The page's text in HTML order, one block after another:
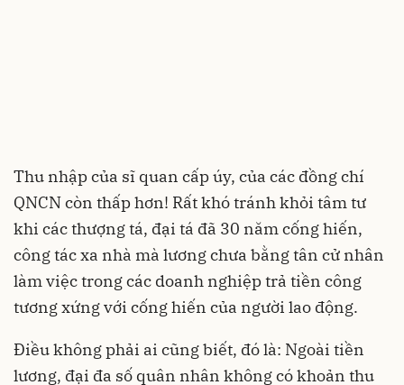
Thu nhập của sĩ quan cấp úy, của các đồng chí
QNCN còn thấp hơn! Rất khó tránh khỏi tâm tư
khi các thượng tá, đại tá đã 30 năm cống hiến,
công tác xa nhà mà lương chưa bằng tân cử nhân
làm việc trong các doanh nghiệp trả tiền công
tương xứng với cống hiến của người lao động.
Điều không phải ai cũng biết, đó là: Ngoài tiền
lương, đại đa số quân nhân không có khoản thu